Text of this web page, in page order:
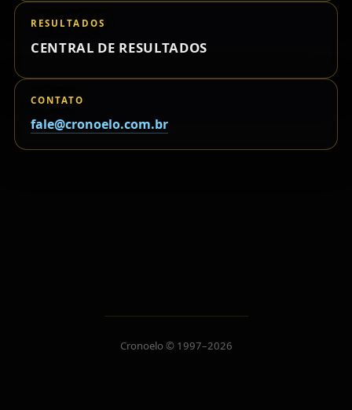
RESULTADOS
CENTRAL DE RESULTADOS
CONTATO
fale@cronoelo.com.br
Cronoelo © 1997–2026